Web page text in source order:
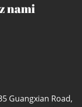
nami
Guangxian Road,